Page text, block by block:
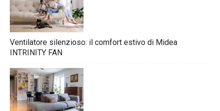
Ventilatore silenzioso: il comfort estivo di Midea
INTRINITY FAN